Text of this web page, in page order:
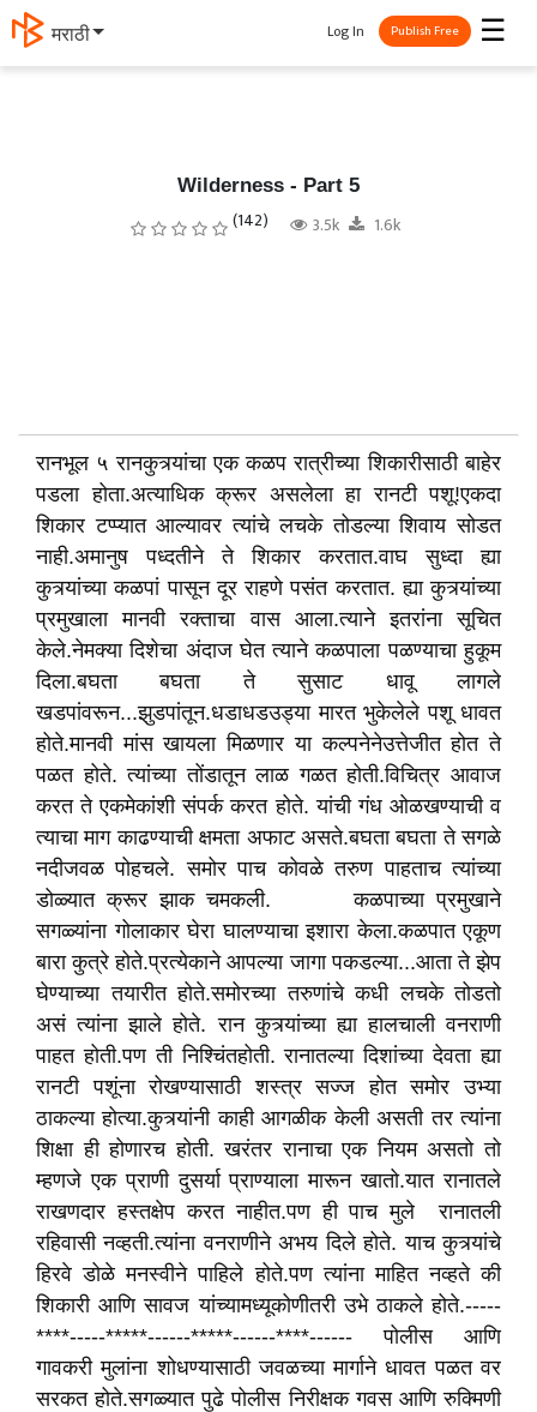
मराठी ☰
Log In Publish Free
Wilderness - Part 5
(142) 3.5k 1.6k
रानभूल ५ रानकुत्र्यांचा एक कळप रात्रीच्या शिकारीसाठी बाहेर
पडला होता.अत्याधिक क्रूर असलेला हा रानटी पशू!एकदा
शिकार टप्प्यात आल्यावर त्यांचे लचके तोडल्या शिवाय सोडत
नाही.अमानुष पध्दतीने ते शिकार करतात.वाघ सुध्दा ह्या
कुत्र्यांच्या कळपां पासून दूर राहणे पसंत करतात. ह्या कुत्र्यांच्या
प्रमुखाला मानवी रक्ताचा वास आला.त्याने इतरांना सूचित
केले.नेमक्या दिशेचा अंदाज घेत त्याने कळपाला पळण्याचा हुकूम
दिला.बघता बघता ते सुसाट धावू लागले
खडपांवरून...झुडपांतून.धडाधडउड्या मारत भुकेलेले पशू धावत
होते.मानवी मांस खायला मिळणार या कल्पनेनेउत्तेजीत होत ते
पळत होते. त्यांच्या तोंडातून लाळ गळत होती.विचित्र आवाज
करत ते एकमेकांशी संपर्क करत होते. यांची गंध ओळखण्याची व
त्याचा माग काढण्याची क्षमता अफाट असते.बघता बघता ते सगळे
नदीजवळ पोहचले. समोर पाच कोवळे तरुण पाहताच त्यांच्या
डोळ्यात क्रूर झाक चमकली. कळपाच्या प्रमुखाने
सगळ्यांना गोलाकार घेरा घालण्याचा इशारा केला.कळपात एकूण
बारा कुत्रे होते.प्रत्येकाने आपल्या जागा पकडल्या...आता ते झेप
घेण्याच्या तयारीत होते.समोरच्या तरुणांचे कधी लचके तोडतो
असं त्यांना झाले होते. रान कुत्र्यांच्या ह्या हालचाली वनराणी
पाहत होती.पण ती निश्चिंतहोती. रानातल्या दिशांच्या देवता ह्या
रानटी पशूंना रोखण्यासाठी शस्त्र सज्ज होत समोर उभ्या
ठाकल्या होत्या.कुत्र्यांनी काही आगळीक केली असती तर त्यांना
शिक्षा ही होणारच होती. खरंतर रानाचा एक नियम असतो तो
म्हणजे एक प्राणी दुसर्या प्राण्याला मारून खातो.यात रानातले
राखणदार हस्तक्षेप करत नाहीत.पण ही पाच मुले रानातली
रहिवासी नव्हती.त्यांना वनराणीने अभय दिले होते. याच कुत्र्यांचे
हिरवे डोळे मनस्वीने पाहिले होते.पण त्यांना माहित नव्हते की
शिकारी आणि सावज यांच्यामध्यूकोणीतरी उभे ठाकले होते.-----
****-----*****------*****------****------ पोलीस आणि
गावकरी मुलांना शोधण्यासाठी जवळच्या मार्गाने धावत पळत वर
सरकत होते.सगळ्यात पुढे पोलीस निरीक्षक गवस आणि रुक्मिणी